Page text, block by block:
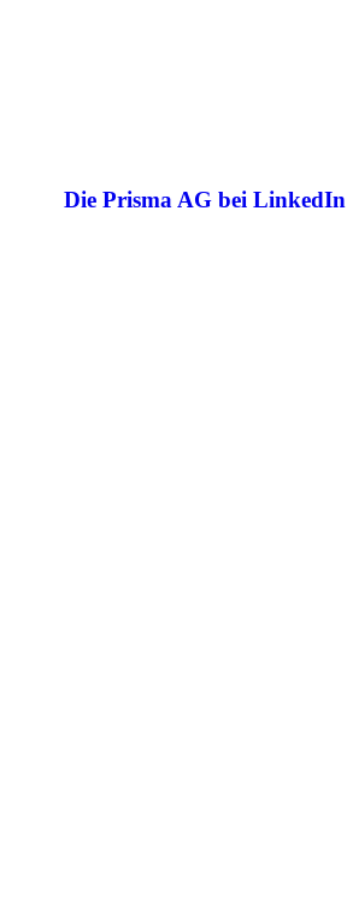
Die Prisma AG bei LinkedIn